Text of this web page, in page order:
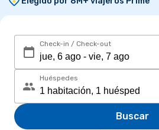
Check-in / Check-out
Huéspedes
Buscar